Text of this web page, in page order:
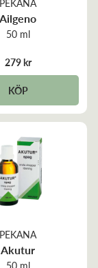
PEKANA
Ailgeno
50 ml
279 kr
KÖP
PEKANA
Akutur
50 ml